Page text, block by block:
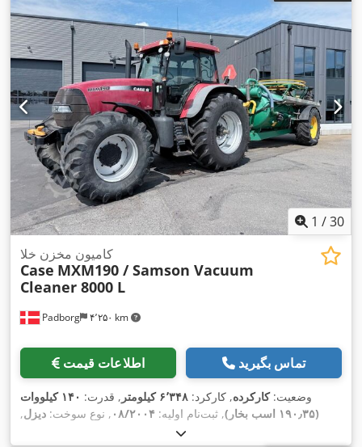
1 /30
Padborg ۴٬۲۵۰ km
کامیون مخزن خلا
Case MXM190 / Samson Vacuum
Cleaner 8000 L
اطلاعات قیمت تماس بگیرید
وضعیت:کارکرده, کارکرد: ۶٬۳۴۸ کیلومتر , قدرت:
۱۴۰ کیلووات
(۱۹۰٫۳۵ اسب بخار)
, ثبت‌نام اولیه: ۰۸/۲۰۰۴ , نوع سوخت: دیزل,